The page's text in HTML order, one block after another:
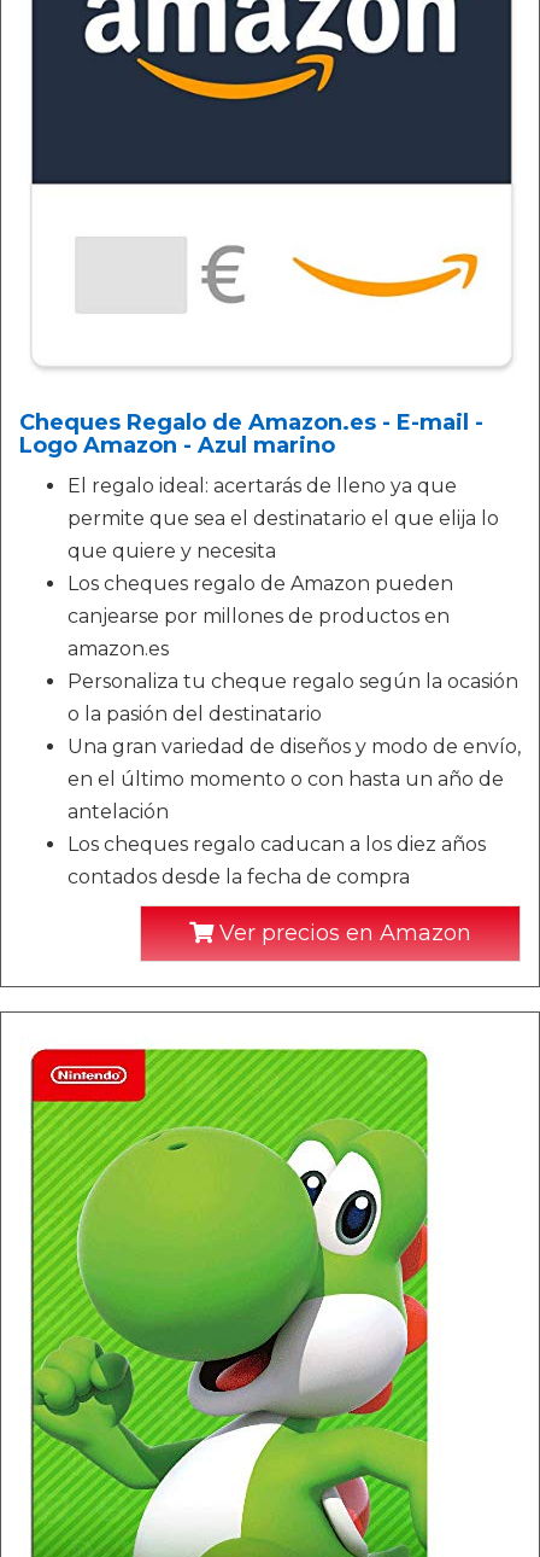
Cheques Regalo de Amazon.es - E-mail -
Logo Amazon - Azul marino
El regalo ideal: acertarás de lleno ya que
permite que sea el destinatario el que elija lo
que quiere y necesita
Los cheques regalo de Amazon pueden
canjearse por millones de productos en
amazon.es
Personaliza tu cheque regalo según la ocasión
o la pasión del destinatario
Una gran variedad de diseños y modo de envío,
en el último momento o con hasta un año de
antelación
Los cheques regalo caducan a los diez años
contados desde la fecha de compra
Ver precios en Amazon